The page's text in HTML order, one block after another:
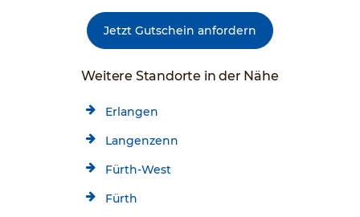
Jetzt Gutschein anfordern
Weitere Standorte in der Nähe
Erlangen
Langenzenn
Fürth-West
Fürth